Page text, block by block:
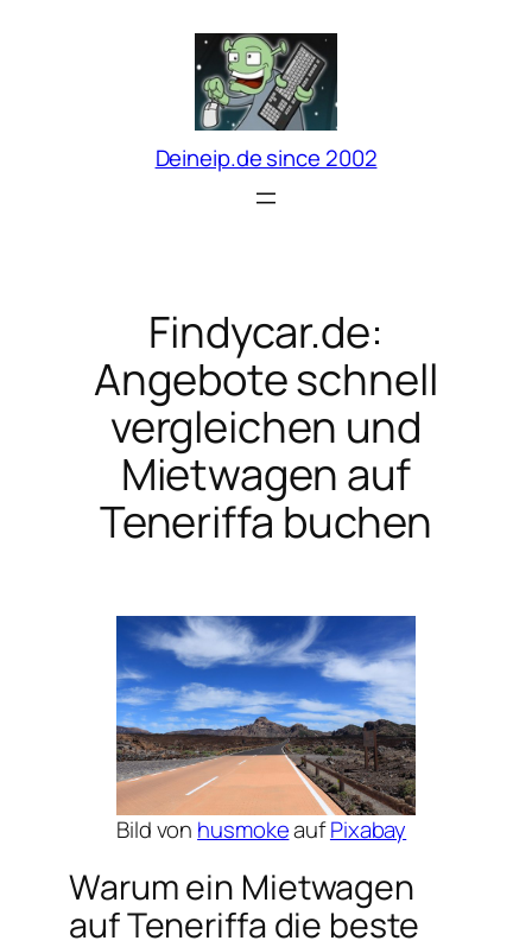
Deineip.de since 2002
Findycar.de:
Angebote schnell
vergleichen und
Mietwagen auf
Teneriffa buchen
Bild von husmokeaufPixabay
Warum ein Mietwagen
auf Teneriffa die beste